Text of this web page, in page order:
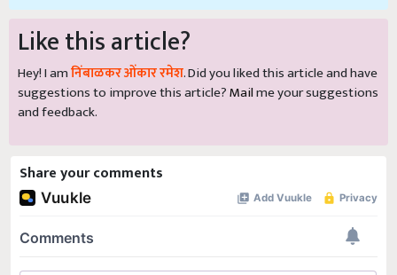
Like this article?
Hey! I amनिंबाळकर ओंकार रमेश. Did you liked this article and have
suggestions to improve this article?Mailme your suggestions
and feedback.